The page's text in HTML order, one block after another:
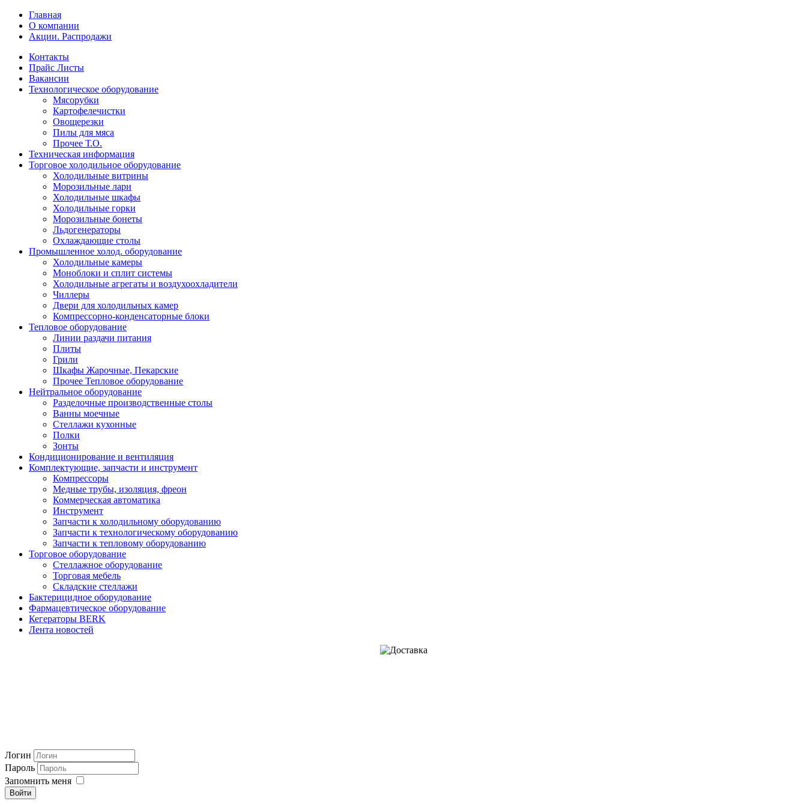
Главная
О компании
Акции. Распродажи
Контакты
Прайс Листы
Вакансии
Технологическое оборудование
Мясорубки
Картофелечистки
Овощерезки
Пилы для мяса
Прочее Т.О.
Техническая информация
Торговое холодильное оборудование
Холодильные витрины
Морозильные лари
Холодильные шкафы
Холодильные горки
Морозильные бонеты
Льдогенераторы
Охлаждающие столы
Промышленное холод. оборудование
Холодильные камеры
Моноблоки и сплит системы
Холодильные агрегаты и воздухоохладители
Чиллеры
Двери для холодильных камер
Компрессорно-конденсаторные блоки
Тепловое оборудование
Линии раздачи питания
Плиты
Грили
Шкафы Жарочные, Пекарские
Прочее Тепловое оборудование
Нейтральное оборудование
Разделочные производственные столы
Ванны моечные
Стеллажи кухонные
Полки
Зонты
Кондиционирование и вентиляция
Комплектующие, запчасти и инструмент
Компрессоры
Медные трубы, изоляция, фреон
Коммерческая автоматика
Инструмент
Запчасти к холодильному оборудованию
Запчасти к технологическому оборудованию
Запчасти к тепловому оборудованию
Торговое оборудование
Стеллажное оборудование
Торговая мебель
Складские стеллажи
Бактерицидное оборудование
Фармацевтическое оборудование
Кегераторы BERK
Лента новостей
Логин
Пароль
Запомнить меня
Войти